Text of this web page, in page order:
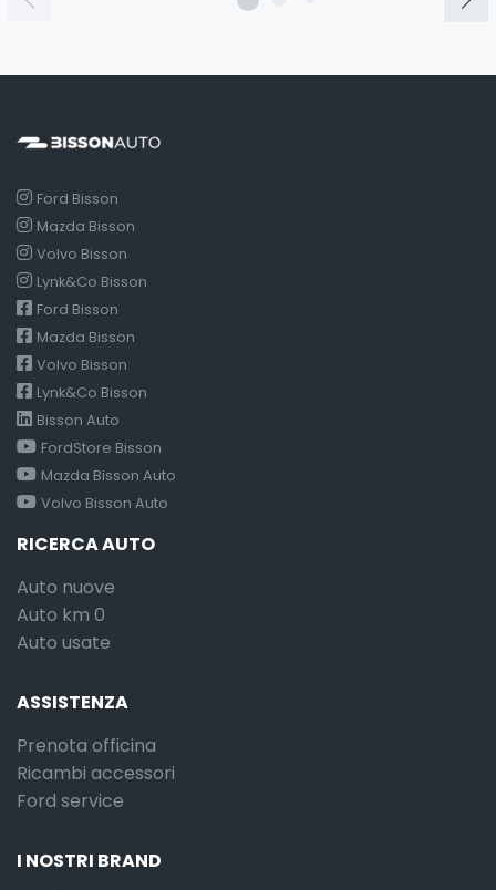
Ford Bisson
Mazda Bisson
Volvo Bisson
Lynk&Co Bisson
Ford Bisson
Mazda Bisson
Volvo Bisson
Lynk&Co Bisson
Bisson Auto
FordStore Bisson
Mazda Bisson Auto
Volvo Bisson Auto
RICERCA AUTO
Auto nuove
Auto km 0
Auto usate
ASSISTENZA
Prenota officina
Ricambi accessori
Ford service
I NOSTRI BRAND